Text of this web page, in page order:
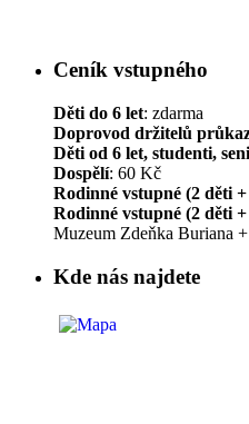
Ceník vstupného
Děti do 6 let: zdarma
Doprovod držitelů
Děti od 6 let, studenti,
Dospělí: 60 Kč
Rodinné vstupné (2 děti
Rodinné vstupné (2 děti
Muzeum Zdeňka Buriana
Kde nás najdete